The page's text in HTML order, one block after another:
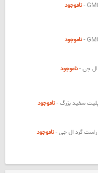
ناموجود
ناموجود
ناموجود
سفید بزرگ -ناموجود
گرد ال جی -ناموجود